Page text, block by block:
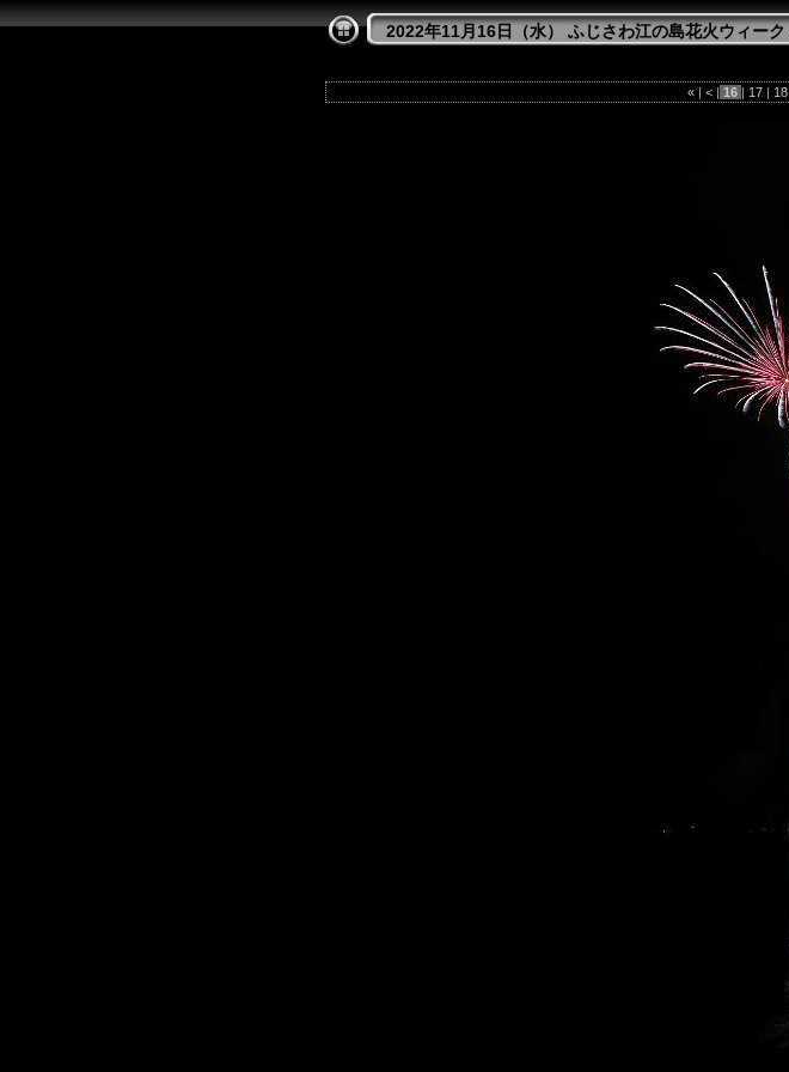
2022年11月16日（水） ふじさわ江の島花火ウィーク
« | < | 16 | 17 | 18